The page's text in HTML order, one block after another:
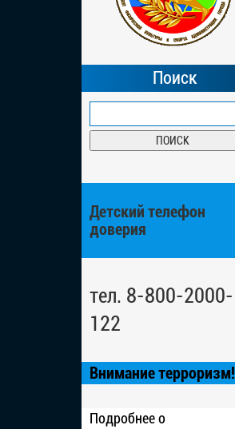
Поиск
Детский телефон
доверия
тел. 8-800-2000-
122
Внимание терроризм!
Подробнее о